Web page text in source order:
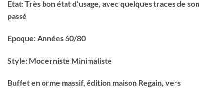
Etat: Très bon état d’usage, avec quelques traces de son
passé
Epoque: Années 60/80
Style: Moderniste Minimaliste
Buffet en orme massif, édition maison Regain, vers